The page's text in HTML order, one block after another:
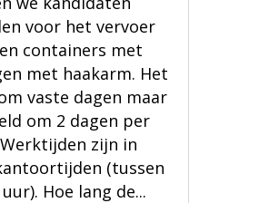
voor het vervoer
containers met
met haakarm. Het
vaste dagen maar
om 2 dagen per
zijn in
(tussen
Hoe lang de...